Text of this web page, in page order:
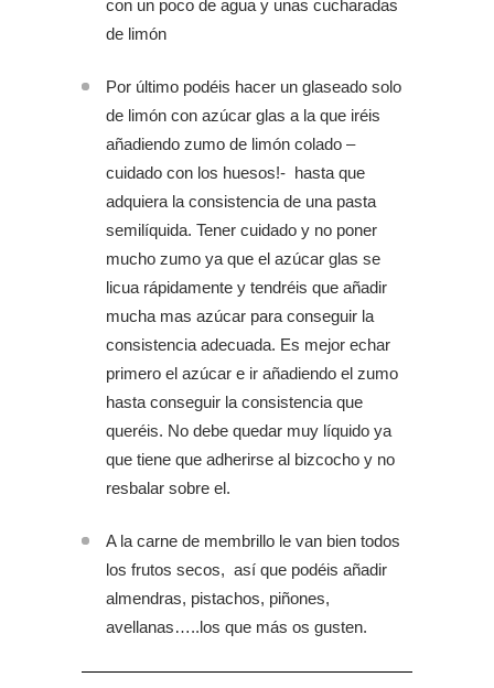
con un poco de agua y unas cucharadas
de limón
Por último podéis hacer un glaseado solo
de limón con azúcar glas a la que iréis
añadiendo zumo de limón colado –
cuidado con los huesos!- hasta que
adquiera la consistencia de una pasta
semilíquida. Tener cuidado y no poner
mucho zumo ya que el azúcar glas se
licua rápidamente y tendréis que añadir
mucha mas azúcar para conseguir la
consistencia adecuada. Es mejor echar
primero el azúcar e ir añadiendo el zumo
hasta conseguir la consistencia que
queréis. No debe quedar muy líquido ya
que tiene que adherirse al bizcocho y no
resbalar sobre el.
A la carne de membrillo le van bien todos
los frutos secos, así que podéis añadir
almendras, pistachos, piñones,
avellanas…..los que más os gusten.